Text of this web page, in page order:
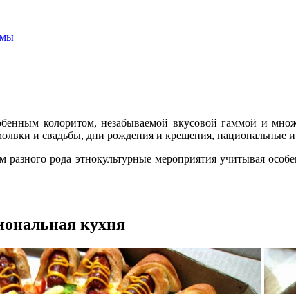
колоритом, незабываемой вкусовой гаммой и
и свадьбы, дни рождения и крещения, национальные
рода этнокультурные мероприятия учитывая
кухня